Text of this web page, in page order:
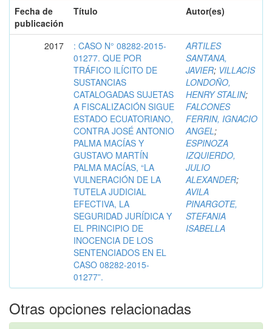
Fecha de
publicación
Título Autor(es)
2017
: CASO N° 08282-2015-
01277. QUE POR
TRÁFICO ILÍCITO DE
SUSTANCIAS
CATALOGADAS SUJETAS
A FISCALIZACIÓN SIGUE
ESTADO ECUATORIANO,
CONTRA JOSÉ ANTONIO
PALMA MACÍAS Y
GUSTAVO MARTÍN
PALMA MACÍAS, “LA
VULNERACIÓN DE LA
TUTELA JUDICIAL
EFECTIVA, LA
SEGURIDAD JURÍDICA Y
EL PRINCIPIO DE
INOCENCIA DE LOS
SENTENCIADOS EN EL
CASO 08282-2015-
01277”.
ARTILES
SANTANA,
JAVIER; VILLACIS
LONDOÑO,
HENRY STALIN;
FALCONES
FERRIN, IGNACIO
ANGEL;
ESPINOZA
IZQUIERDO,
JULIO
ALEXANDER;
AVILA
PINARGOTE,
STEFANIA
ISABELLA
Otras opciones relacionadas